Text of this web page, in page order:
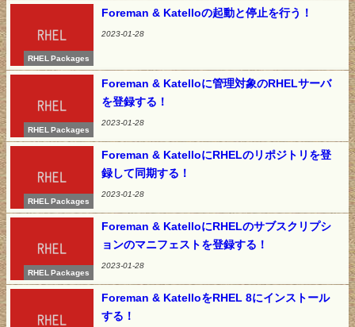
RHEL Packages
Foreman & Katelloの起動と停止を行う！
2023-01-28
RHEL Packages
Foreman & Katelloに管理対象のRHELサーバ
を登録する！
2023-01-28
RHEL Packages
Foreman & KatelloにRHELのリポジトリを登
録して同期する！
2023-01-28
RHEL Packages
Foreman & KatelloにRHELのサブスクリプシ
ョンのマニフェストを登録する！
2023-01-28
Foreman & KatelloをRHEL 8にインストール
する！